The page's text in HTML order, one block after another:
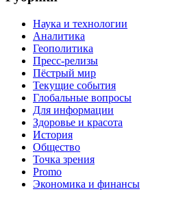
Наука и технологии
Аналитика
Геополитика
Пресс-релизы
Пёстрый мир
Текущие события
Глобальные вопросы
Для информации
Здоровье и красота
История
Общество
Точка зрения
Promo
Экономика и финансы